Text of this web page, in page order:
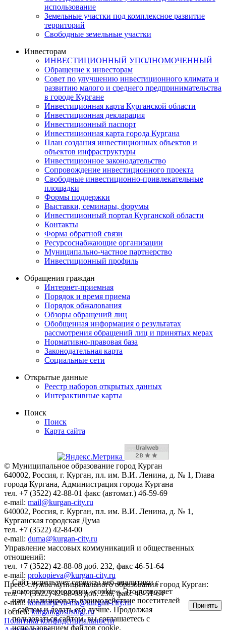
использование
Земельные участки под комплексное развитие
территорий
Свободные земельные участки
Инвесторам
ИНВЕСТИЦИОННЫЙ УПОЛНОМОЧЕННЫЙ
Обращение к инвесторам
Совет по улучшению инвестиционного климата и
развитию малого и среднего предпринимательства
в городе Кургане
Инвестиционная карта Курганской области
Инвестиционная декларация
Инвестиционный паспорт
Инвестиционная карта города Кургана
План создания инвестиционных объектов и
объектов инфраструктуры
Инвестиционное законодательство
Сопровождение инвестиционного проекта
Свободные инвестиционно-привлекательные
площадки
Формы поддержки
Выставки, семинары, форумы
Инвестиционный портал Курганской области
Контакты
Форма обратной связи
Ресурсоснабжающие организации
Муниципально-частное партнерство
Инвестиционный профиль
Обращения граждан
Интернет-приемная
Порядок и время приема
Порядок обжалования
Обзоры обращений лиц
Обобщенная информация о результатах
рассмотрения обращений лиц и принятых мерах
Нормативно-правовая база
Законодательная карта
Социальные сети
Открытые данные
Реестр наборов открытых данных
Интерактивные карты
Поиск
Поиск
Карта сайта
© Муниципальное образование город Курган
640002, Россия, г. Курган, пл. им. В.И. Ленина, д. № 1, Глава
города Кургана, Администрация города Кургана
тел. +7 (3522) 42-88-01 факс (автомат.) 46-59-69
e-mail: mail@kurgan-city.ru
640002, Россия, г. Курган, пл. им. В.И. Ленина, д. № 1,
Курганская городская Дума
тел. +7 (3522) 42-84-00
e-mail: duma@kurgan-city.ru
Управление массовых коммуникаций и общественных
отношений:
тел. +7 (3522) 42-88-08 доб. 232, факс 46-51-64
e-mail: prokopieva@kurgan-city.ru
Пресс-служба муниципального образования город Курган:
тел. +7 (3522) 42-88-08 доб. 236, факс 46-51-64
e-mail:kondratyeva-ma@kurgan-city.ru
Госвеб:kurgan.gosuslugi.ru
Политика конфиденциальности
Сайт использует сервисы веб-аналитики с
помощью технологии «cookie». Это позволяет
нам анализировать взаимодействие посетителей
с сайтом и делать его лучше. Продолжая
пользоваться сайтом, вы соглашаетесь с
использованием файлов cookie.
Принять